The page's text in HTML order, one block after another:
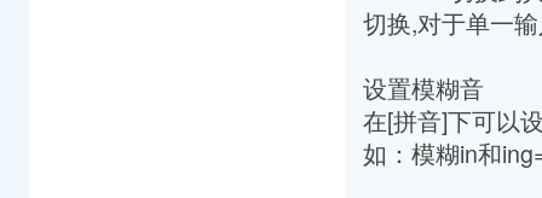
切换,对于单一
设置模糊音
在[拼音]下可以
如：模糊in和